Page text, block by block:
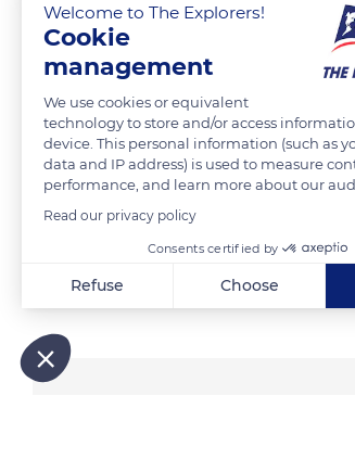
La cebra de llanura, de sabana, de planicie o
de las llanuras y sabanas desde el sur de
cebra de la llanura es hoy menos numerosa de
carne y cuero), así como la reducción de su
READ MORE TRANSLATE
Related content
Welcome to The Explorers!
Cookie
management
We use cookies or equivalent
technology to store and/or access
device. This personal information (such as
data and IP address) is used to measure
performance, and learn more about our
Read our privacy policy
Consents certified by
Refuse Choose
Our platform empowers you to tailor and